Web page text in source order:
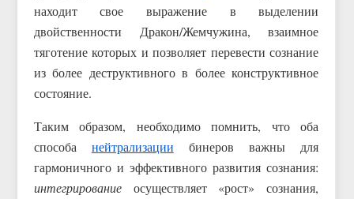
находит свое выражение в выделении
двойственности Дракон/Жемчужина, взаимное
тяготение которых и позволяет перевести сознание
из более деструктивного в более конструктивное
состояние.
Таким образом, необходимо помнить, что оба
способа нейтрализации бинеров важны для
гармоничного и эффективного развития сознания:
интегрированиеосуществляет «рост» сознания,